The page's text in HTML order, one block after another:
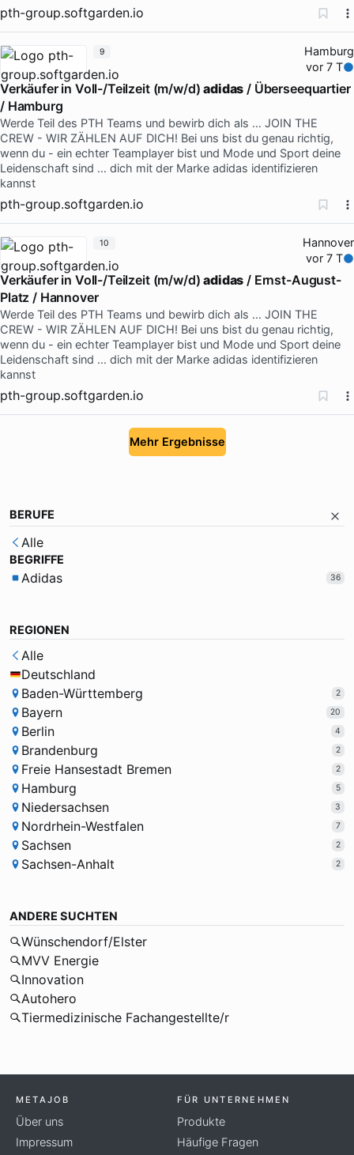
pth-group.softgarden.io
Hamburg
vor 7 T
Verkäufer in Voll-/Teilzeit (m/w/d)adidas / Überseequartier
/ Hamburg
Werde Teil des PTH Teams und bewirb dich als … JOIN THE
CREW - WIR ZÄHLEN AUF DICH! Bei uns bist du genau richtig,
wenn du - ein echter Teamplayer bist und Mode und Sport deine
Leidenschaft sind … dich mit der Marke adidas identifizieren
kannst
pth-group.softgarden.io
9
Hannover
vor 7 T
Verkäufer in Voll-/Teilzeit (m/w/d)adidas / Ernst-August-
Platz / Hannover
Werde Teil des PTH Teams und bewirb dich als … JOIN THE
CREW - WIR ZÄHLEN AUF DICH! Bei uns bist du genau richtig,
wenn du - ein echter Teamplayer bist und Mode und Sport deine
Leidenschaft sind … dich mit der Marke adidas identifizieren
kannst
pth-group.softgarden.io
10
Mehr Ergebnisse
BERUFE
Alle
BEGRIFFE
Adidas 36
REGIONEN
Alle
Deutschland
Baden-Württemberg
2
Bayern 20
Berlin 4
Brandenburg 2
Freie Hansestadt Bremen 2
Hamburg 5
Niedersachsen 3
Nordrhein-Westfalen 7
Sachsen 2
Sachsen-Anhalt 2
ANDERE SUCHTEN
Wünschendorf/Elster
MVV Energie
Innovation
Autohero
Tiermedizinische Fachangestellte/r
METAJOB
Über uns
Impressum
FÜR UNTERNEHMEN
Produkte
Häufige Fragen